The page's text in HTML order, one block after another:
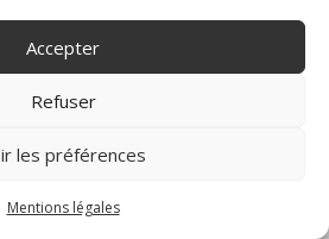
Accepter
Refuser
les préférences
Mentions légales
congés payés pour le calcul des
en droit du travail à